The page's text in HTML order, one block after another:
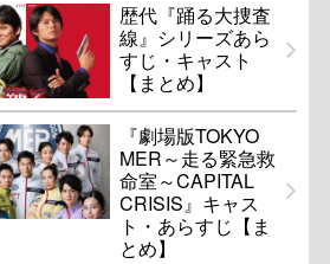
歴代『踊る大捜査
線』シリーズあら
すじ・キャスト
【まとめ】
『劇場版TOKYO
MER～走る緊急救
命室～CAPITAL
CRISIS』キャス
ト・あらすじ【ま
とめ】